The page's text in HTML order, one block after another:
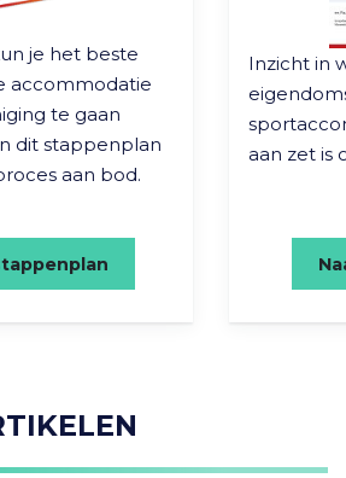
je het beste
accommodatie
te gaan
dit stappenplan
aan bod.
Inzicht in
aan zet is